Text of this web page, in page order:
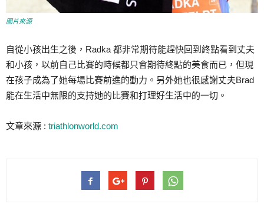
圖片來源
自從小孩出生之後，Radka 都非常期待能趕快回到終點看到丈夫
和小孩，以前自己比賽的時候都只會期待終點的美食而已，但現
在孩子成為了她每場比賽前進的動力。另外她也很感謝丈夫Brad
能在生活中無限的支持她的比賽和打理好生活中的一切。
文章來源 : triathlonworld.com